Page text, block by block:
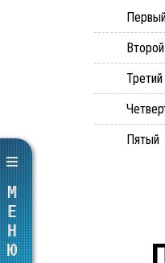
Второй
Третий
Пятый
МЕНЮ